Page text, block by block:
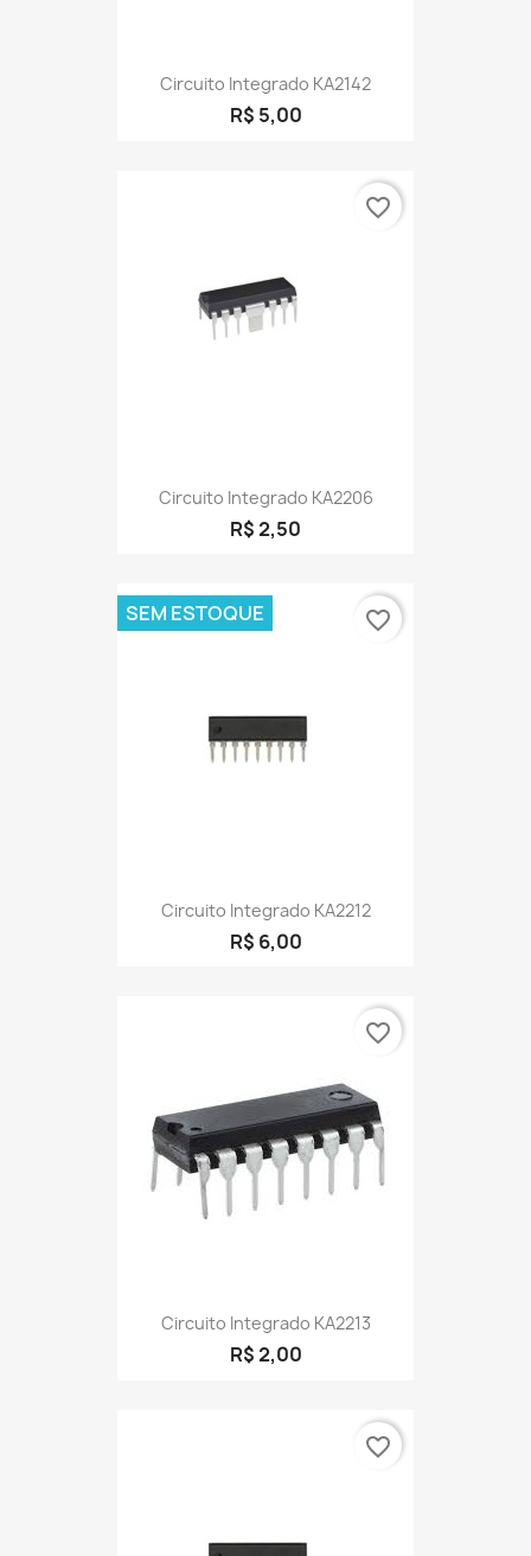
Circuito Integrado KA2142
R$ 5,00
Circuito Integrado KA2206
R$ 2,50
favorite_border
Circuito Integrado KA2212
R$ 6,00
SEM ESTOQUE favorite_border
Circuito Integrado KA2213
R$ 2,00
favorite_border
favorite_border